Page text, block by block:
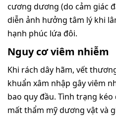
cương dương (do cảm giác
diễn ảnh hưởng tâm lý khi
hạnh phúc lứa đôi.
Nguy cơ viêm nhiễm
Khi rách dây hãm, vết
khuẩn xâm nhập gây viêm
bao quy đầu. Tình trạng kéo
mất thẩm mỹ dương vật và